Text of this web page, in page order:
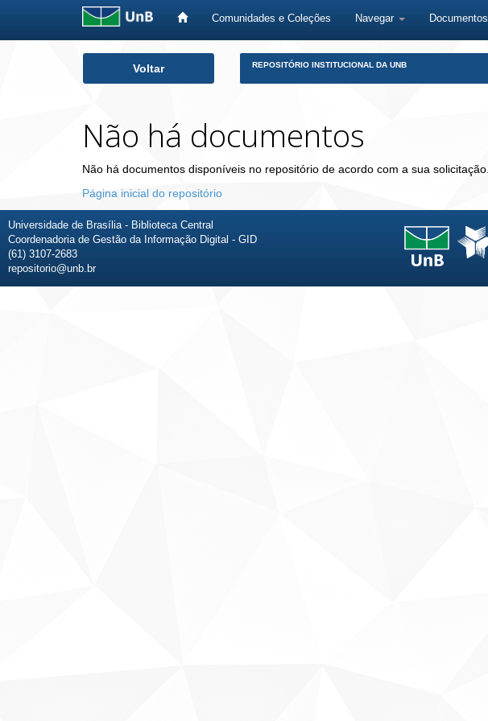
Comunidades e Coleções Navegar Documentos
Voltar REPOSITÓRIO INSTITUCIONAL DA UNB
Não há documentos
Não há documentos disponíveis no repositório de acordo com a sua solicitação.
Página inicial do repositório
Universidade de Brasília - Biblioteca Central
Coordenadoria de Gestão da Informação Digital - GID
(61) 3107-2683
repositorio@unb.br